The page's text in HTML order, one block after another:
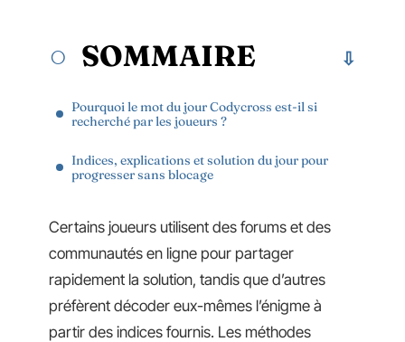
SOMMAIRE
Pourquoi le mot du jour Codycross est-il si
recherché par les joueurs ?
Indices, explications et solution du jour pour
progresser sans blocage
Certains joueurs utilisent des forums et des
communautés en ligne pour partager
rapidement la solution, tandis que d’autres
préfèrent décoder eux-mêmes l’énigme à
partir des indices fournis. Les méthodes